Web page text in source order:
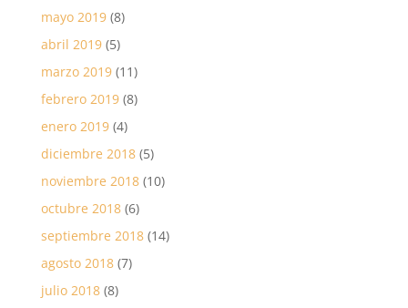
mayo 2019(8)
abril 2019(5)
marzo 2019(11)
febrero 2019(8)
enero 2019(4)
diciembre 2018(5)
noviembre 2018(10)
octubre 2018(6)
septiembre 2018(14)
agosto 2018(7)
julio 2018(8)